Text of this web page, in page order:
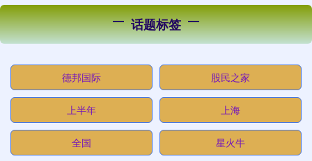
话题标签
德邦国际 股民之家
上半年 上海
全国 星火牛